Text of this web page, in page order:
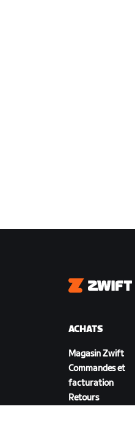
Zwift
ACHATS
Magasin Zwift
Commandes et
facturation
Retours